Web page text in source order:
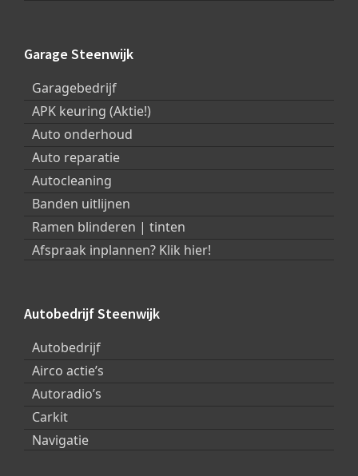
Garage Steenwijk
Garagebedrijf
APK keuring (Aktie!)
Auto onderhoud
Auto reparatie
Autocleaning
Banden uitlijnen
Ramen blinderen | tinten
Afspraak inplannen? Klik hier!
Autobedrijf Steenwijk
Autobedrijf
Airco actie’s
Autoradio’s
Carkit
Navigatie